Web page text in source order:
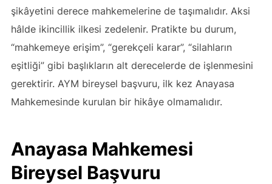
şikâyetini derece mahkemelerine de taşımalıdır. Aksi
hâlde ikincillik ilkesi zedelenir. Pratikte bu durum,
“mahkemeye erişim”, “gerekçeli karar”, “silahların
eşitliği” gibi başlıkların alt derecelerde de işlenmesini
gerektirir. AYM bireysel başvuru, ilk kez Anayasa
Mahkemesinde kurulan bir hikâye olmamalıdır.
Anayasa Mahkemesi
Bireysel Başvuru